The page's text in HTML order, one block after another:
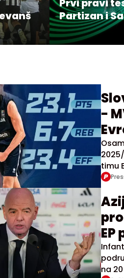
Prvi pravi
Partizan i
-
timu
na